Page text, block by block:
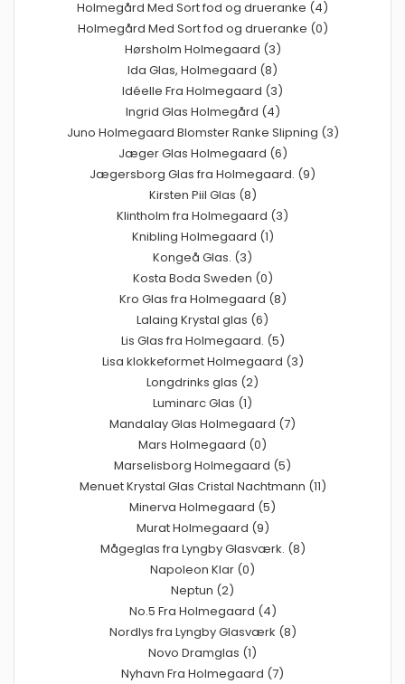
Holmegård Med Sort fod og drueranke (4)
Holmegård Med Sort fod og drueranke (0)
Hørsholm Holmegaard (3)
Ida Glas, Holmegaard (8)
Idéelle Fra Holmegaard (3)
Ingrid Glas Holmegård (4)
Juno Holmegaard Blomster Ranke Slipning (3)
Jæger Glas Holmegaard (6)
Jægersborg Glas fra Holmegaard. (9)
Kirsten Piil Glas (8)
Klintholm fra Holmegaard (3)
Knibling Holmegaard (1)
Kongeå Glas. (3)
Kosta Boda Sweden (0)
Kro Glas fra Holmegaard (8)
Lalaing Krystal glas (6)
Lis Glas fra Holmegaard. (5)
Lisa klokkeformet Holmegaard (3)
Longdrinks glas (2)
Luminarc Glas (1)
Mandalay Glas Holmegaard (7)
Mars Holmegaard (0)
Marselisborg Holmegaard (5)
Menuet Krystal Glas Cristal Nachtmann (11)
Minerva Holmegaard (5)
Murat Holmegaard (9)
Mågeglas fra Lyngby Glasværk. (8)
Napoleon Klar (0)
Neptun (2)
No.5 Fra Holmegaard (4)
Nordlys fra Lyngby Glasværk (8)
Novo Dramglas (1)
Nyhavn Fra Holmegaard (7)